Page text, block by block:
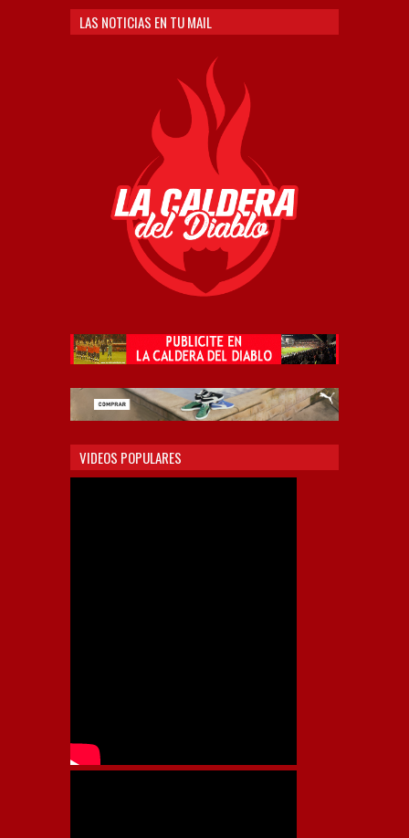
LAS NOTICIAS EN TU MAIL
VIDEOS POPULARES